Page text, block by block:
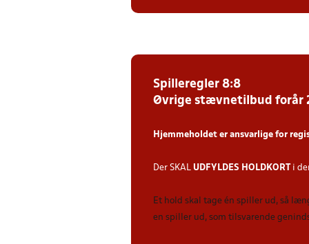
Spilleregler 8:8
Øvrige stævnetilbud forår
Hjemmeholdet er ansvarlige for
Der SKAL UDFYLDES HOLDKORTi
Et hold skal tage én spiller ud, så
en spiller ud, som tilsvarende